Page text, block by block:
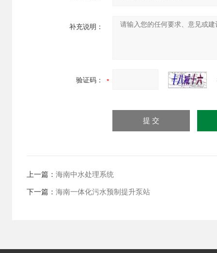
补充说明：
验证码：
上一篇： 海南中水处理系统
下一篇： 海南一体化污水预制提升泵站